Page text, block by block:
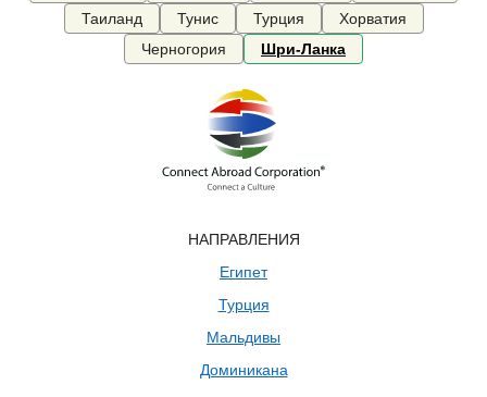
Таиланд
Тунис Турция
Хорватия
Черногория
Шри-Ланка
НАПРАВЛЕНИЯ
Египет
Турция
Мальдивы
Доминикана